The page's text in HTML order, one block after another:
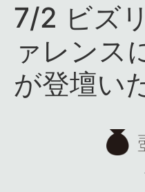
7/2 ビズ
ァレンス
が登壇い